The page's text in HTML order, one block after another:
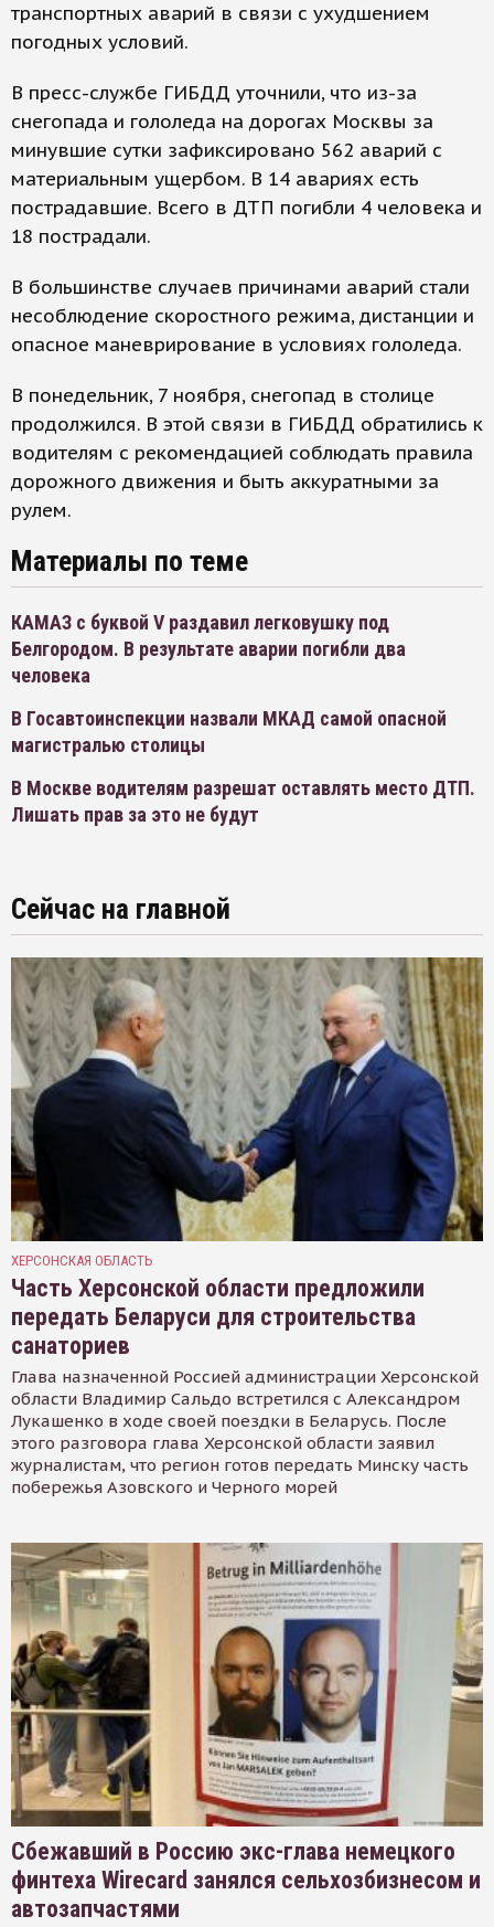
транспортных аварий в связи с ухудшением
погодных условий.
В пресс-службе ГИБДД уточнили, что из-за
снегопада и гололеда на дорогах Москвы за
минувшие сутки зафиксировано 562 аварий с
материальным ущербом. В 14 авариях есть
пострадавшие. Всего в ДТП погибли 4 человека и
18 пострадали.
В большинстве случаев причинами аварий стали
несоблюдение скоростного режима, дистанции и
опасное маневрирование в условиях гололеда.
В понедельник, 7 ноября, снегопад в столице
продолжился. В этой связи в ГИБДД обратились к
водителям с рекомендацией соблюдать правила
дорожного движения и быть аккуратными за
рулем.
Материалы по теме
КАМАЗ с буквой V раздавил легковушку под
Белгородом. В результате аварии погибли два
человека
В Госавтоинспекции назвали МКАД самой опасной
магистралью столицы
В Москве водителям разрешат оставлять место ДТП.
Лишать прав за это не будут
Сейчас на главной
ХЕРСОНСКАЯ ОБЛАСТЬ
Часть Херсонской области предложили
передать Беларуси для строительства
санаториев
Глава назначенной Россией администрации Херсонской
области Владимир Сальдо встретился с Александром
Лукашенко в ходе своей поездки в Беларусь. После
этого разговора глава Херсонской области заявил
журналистам, что регион готов передать Минску часть
побережья Азовского и Черного морей
Сбежавший в Россию экс-глава немецкого
финтеха Wirecard занялся сельхозбизнесом и
автозапчастями